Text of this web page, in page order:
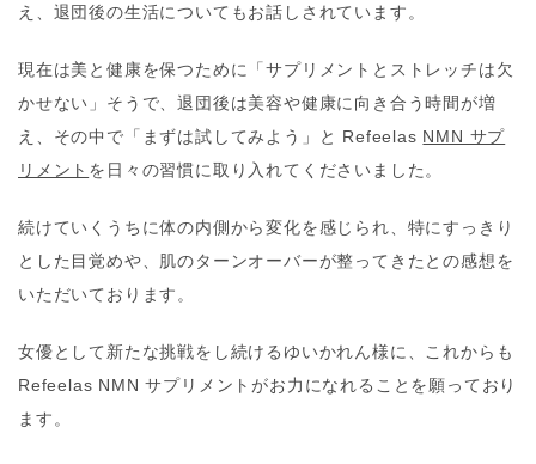
え、退団後の生活についてもお話しされています。
現在は美と健康を保つために「サプリメントとストレッチは欠
かせない」そうで、退団後は美容や健康に向き合う時間が増
え、その中で「まずは試してみよう」と Refeelas NMN サプ
リメント を日々の習慣に取り入れてくださいました。
続けていくうちに体の内側から変化を感じられ、特にすっきり
とした目覚めや、肌のターンオーバーが整ってきたとの感想を
いただいております。
女優として新たな挑戦をし続けるゆいかれん様に、これからも
Refeelas NMN サプリメントがお力になれることを願っており
ます。